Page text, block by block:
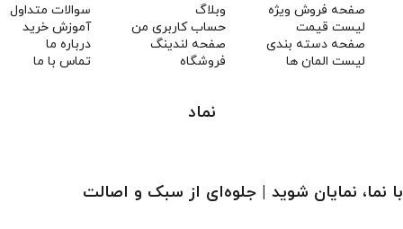
صفحه فروش ویژه
لیست قیمت
صفحه دسته بندی
لیست المان ها
وبلاگ
حساب کاربری من
صفحه لندینگ
فروشگاه
سوالات متداول
آموزش خرید
درباره ما
تماس با ما
نماد
با نما، نمایان شوید | جلوه‌ای از سبک و اصالت